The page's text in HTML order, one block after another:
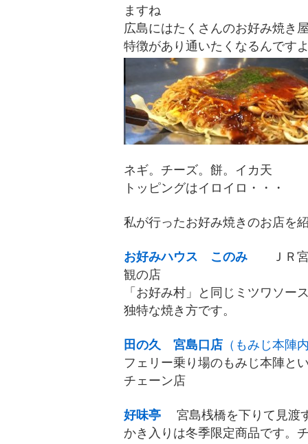
ますね
広島にはたくさんのお好み焼き
特徴があり通いたくなるんです
ネギ。チーズ。餅。イカ天
トッピングはイロイロ・・・
私が行ったお好み焼きのお店を
お好みハウス このみ
ＪＲ宮
観の店
「お好み村」と同じミツワソ
独特な焼き方です。
田の久 宮島口店 （もみじ本陣
フェリー乗り場のもみじ本陣と
チェーン店
好味亭
宮島桟橋を下りて見
かき入りは冬季限定商品です。